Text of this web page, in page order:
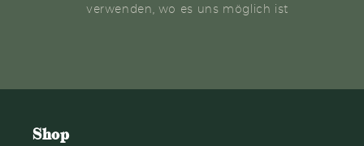
verwenden, wo es uns möglich ist
Shop